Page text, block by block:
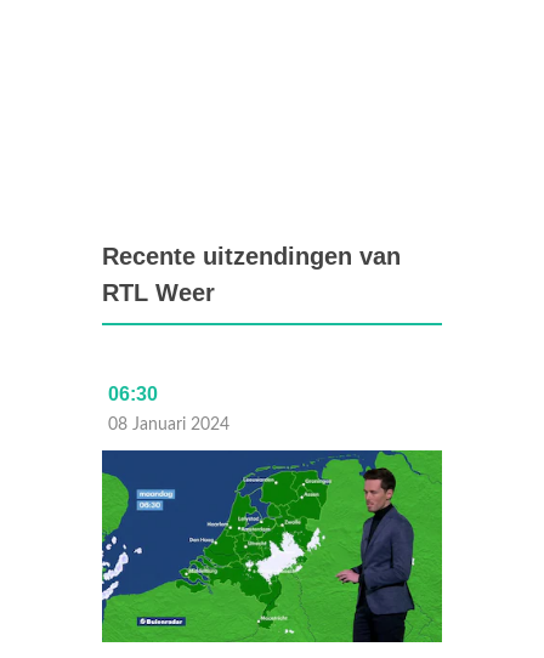
Recente uitzendingen van
RTL Weer
06:30
08 Januari 2024